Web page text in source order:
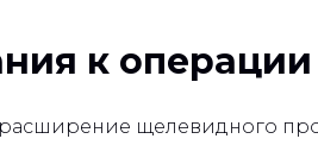
к операции
щелевидного